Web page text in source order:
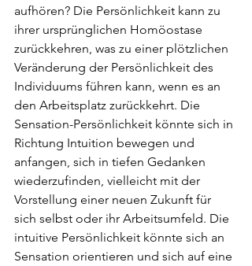
aufhören? Die Persönlichkeit kann zu
ihrer ursprünglichen Homöostase
zurückkehren, was zu einer plötzlichen
Veränderung der Persönlichkeit des
Individuums führen kann, wenn es an
den Arbeitsplatz zurückkehrt. Die
Sensation-Persönlichkeit könnte sich in
Richtung Intuition bewegen und
anfangen, sich in tiefen Gedanken
wiederzufinden, vielleicht mit der
Vorstellung einer neuen Zukunft für
sich selbst oder ihr Arbeitsumfeld. Die
intuitive Persönlichkeit könnte sich an
Sensation orientieren und sich auf eine